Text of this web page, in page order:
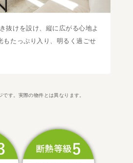
抜けを設け、縦に広がる心地よ
もたっぷり入り、明るく過ごせ
す。実際の物件とは異なります。